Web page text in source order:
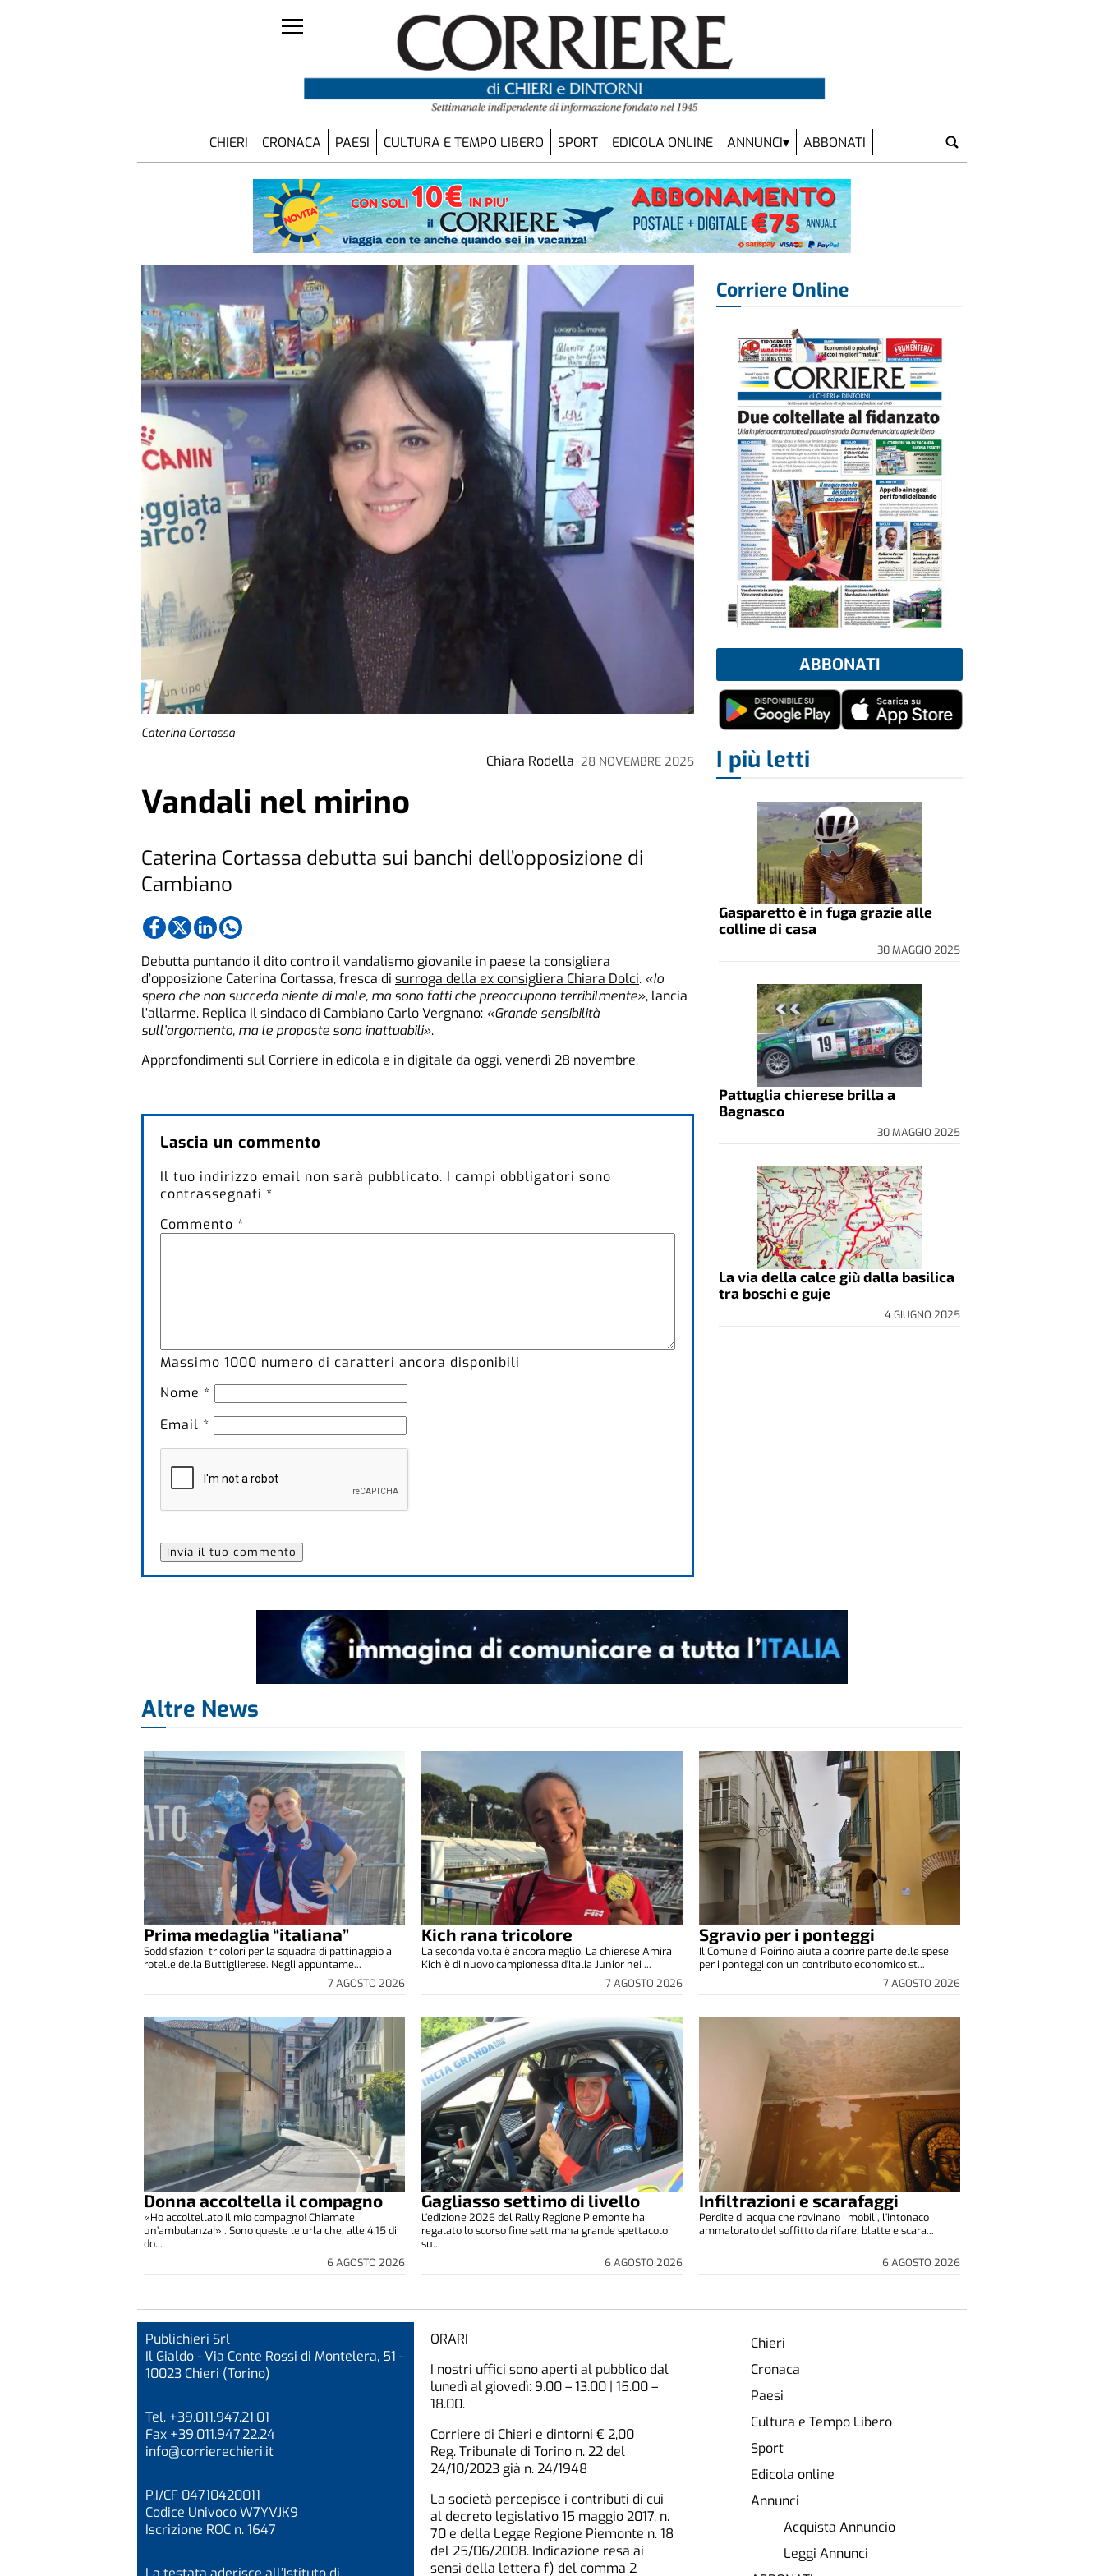
CHIERI CRONACA PAESI CULTURA E TEMPO LIBERO SPORT EDICOLA ONLINE ANNUNCI ABBONATI
Caterina Cortassa
Chiara Rodella 28 NOVEMBRE 2025
Vandali nel mirino
Caterina Cortassa debutta sui banchi dell’opposizione di
Cambiano
Debutta puntando il dito contro il vandalismo giovanile in paese la consigliera
d’opposizione Caterina Cortassa, fresca di surroga della ex consigliera Chiara Dolci. «Io
spero che non succeda niente di male, ma sono fatti che preoccupano terribilmente», lancia
l’allarme. Replica il sindaco di Cambiano Carlo Vergnano: «Grande sensibilità
sull’argomento, ma le proposte sono inattuabili».
Approfondimenti sul Corriere in edicola e in digitale da oggi, venerdì 28 novembre.
Lascia un commento
Il tuo indirizzo email non sarà pubblicato. I campi obbligatori sono
contrassegnati *
Commento *
Massimo 1000 numero di caratteri ancora disponibili
Nome *
Email *
Corriere Online
ABBONATI
I più letti
Gasparetto è in fuga grazie alle
colline di casa
30 MAGGIO 2025
Pattuglia chierese brilla a
Bagnasco
30 MAGGIO 2025
La via della calce giù dalla basilica
tra boschi e guje
4 GIUGNO 2025
Altre News
Prima medaglia “italiana”
7 AGOSTO 2026
Soddisfazioni tricolori per la squadra di pattinaggio a
rotelle della Buttiglierese. Negli appuntame...
Kich rana tricolore
7 AGOSTO 2026
La seconda volta è ancora meglio. La chierese Amira
Kich è di nuovo campionessa d'Italia Junior nei ...
Sgravio per i ponteggi
7 AGOSTO 2026
Il Comune di Poirino aiuta a coprire parte delle spese
per i ponteggi con un contributo economico st...
Donna accoltella il compagno
6 AGOSTO 2026
«Ho accoltellato il mio compagno! Chiamate
un’ambulanza!» . Sono queste le urla che, alle 4,15 di
do...
Gagliasso settimo di livello
6 AGOSTO 2026
L’edizione 2026 del Rally Regione Piemonte ha
regalato lo scorso fine settimana grande spettacolo
su...
Infiltrazioni e scarafaggi
6 AGOSTO 2026
Perdite di acqua che rovinano i mobili, l’intonaco
ammalorato del soffitto da rifare, blatte e scara...
Publichieri Srl
Il Gialdo - Via Conte Rossi di Montelera, 51 -
10023 Chieri (Torino)
Tel. +39.011.947.21.01
Fax +39.011.947.22.24
info@corrierechieri.it
P.I/CF 04710420011
Codice Univoco W7YVJK9
Iscrizione ROC n. 1647
ORARI
I nostri uffici sono aperti al pubblico dal
lunedì al giovedì: 9.00 – 13.00 | 15.00 –
18.00.
Corriere di Chieri e dintorni € 2,00
Reg. Tribunale di Torino n. 22 del
24/10/2023 già n. 24/1948
La società percepisce i contributi di cui
al decreto legislativo 15 maggio 2017, n.
70 e della Legge Regione Piemonte n. 18
del 25/06/2008. Indicazione resa ai
sensi della lettera f) del comma 2
Chieri
Cronaca
Paesi
Cultura e Tempo Libero
Sport
Edicola online
Annunci
Acquista Annuncio
Leggi Annunci